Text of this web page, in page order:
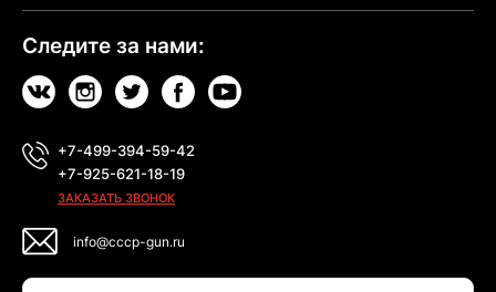
Следите за нами:
+7-499-394-59-42
+7-925-621-18-19
ЗАКАЗАТЬ ЗВОНОК
info@cccp-gun.ru